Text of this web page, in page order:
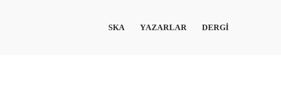
SKA YAZARLAR DERGİ